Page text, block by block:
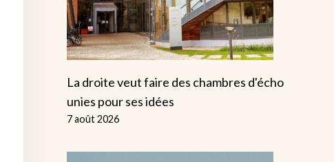
La droite veut faire des chambres d'écho
unies pour ses idées
7 août 2026